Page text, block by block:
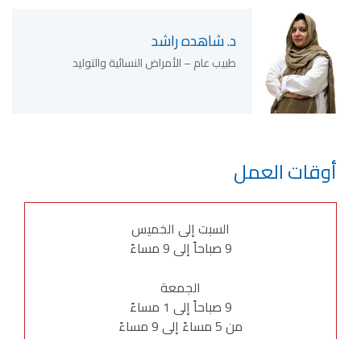
د. شاهده راشد
طبيب عام – الأمراض النسائية والتوليد
أوقات العمل
السبت إلى الخميس
9 صباحاً إلى 9 مساءً
الجمعة
9 صباحاً إلى 1 مساءً
من 5 مساءً إلى 9 مساءً